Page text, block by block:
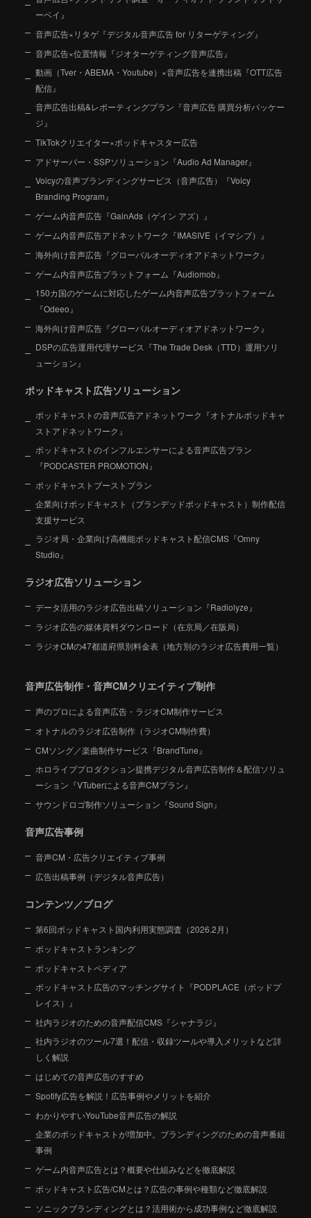
ーベイ』
音声広告×リタゲ『デジタル音声広告 for リターゲティング』
音声広告×位置情報『ジオターゲティング音声広告』
動画（Tver・ABEMA・Youtube）×音声広告を連携出稿『OTT広告
配信』
音声広告出稿&レポーティングプラン『音声広告 購買分析パッケー
ジ』
TikTokクリエイター×ポッドキャスター広告
アドサーバー・SSPソリューション『Audio Ad Manager』
Voicyの音声ブランディングサービス（音声広告）『Voicy
Branding Program』
ゲーム内音声広告『GainAds（ゲイン アズ）』
ゲーム内音声広告アドネットワーク『IMASIVE（イマシブ）』
海外向け音声広告『グローバルオーディオアドネットワーク』
ゲーム内音声広告プラットフォーム『Audiomob』
150カ国のゲームに対応したゲーム内音声広告プラットフォーム
『Odeeo』
海外向け音声広告『グローバルオーディオアドネットワーク』
DSPの広告運用代理サービス『The Trade Desk（TTD）運用ソリ
ューション』
ポッドキャスト広告ソリューション
ポッドキャストの音声広告アドネットワーク『オトナルポッドキャ
ストアドネットワーク』
ポッドキャストのインフルエンサーによる音声広告プラン
『PODCASTER PROMOTION』
ポッドキャストブーストプラン
企業向けポッドキャスト（ブランデッドポッドキャスト）制作配信
支援サービス
ラジオ局・企業向け高機能ポッドキャスト配信CMS『Omny
Studio』
ラジオ広告ソリューション
データ活用のラジオ広告出稿ソリューション『Radiolyze』
ラジオ広告の媒体資料ダウンロード（在京局／在阪局）
ラジオCMの47都道府県別料金表（地方別のラジオ広告費用一覧）
音声広告制作・音声CMクリエイティブ制作
声のプロによる音声広告・ラジオCM制作サービス
オトナルのラジオ広告制作（ラジオCM制作費）
CMソング／楽曲制作サービス『BrandTune』
ホロライブプロダクション提携デジタル音声広告制作＆配信ソリュ
ーション 『VTuberによる音声CMプラン』
サウンドロゴ制作ソリューション『Sound Sign』
音声広告事例
音声CM・広告クリエイティブ事例
広告出稿事例（デジタル音声広告）
コンテンツ／ブログ
第6回ポッドキャスト国内利用実態調査（2026.2月）
ポッドキャストランキング
ポッドキャストペディア
ポッドキャスト広告のマッチングサイト『PODPLACE（ポッドプ
レイス）』
社内ラジオのための音声配信CMS『シャナラジ』
社内ラジオのツール7選！配信・収録ツールや導入メリットなど詳
しく解説
はじめての音声広告のすすめ
Spotify広告を解説！広告事例やメリットを紹介
わかりやすいYouTube音声広告の解説
企業のポッドキャストが増加中。ブランディングのための音声番組
事例
ゲーム内音声広告とは？概要や仕組みなどを徹底解説
ポッドキャスト広告/CMとは？広告の事例や種類など徹底解説
ソニックブランディングとは？活用術から成功事例など徹底解説